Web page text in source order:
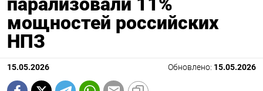
мощностей российских
НПЗ
15.05.2026 Обновлено: 15.05.2026